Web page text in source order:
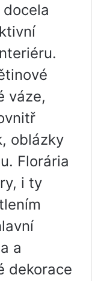
váze,
oblázky
Florária
i ty
a
dekorace